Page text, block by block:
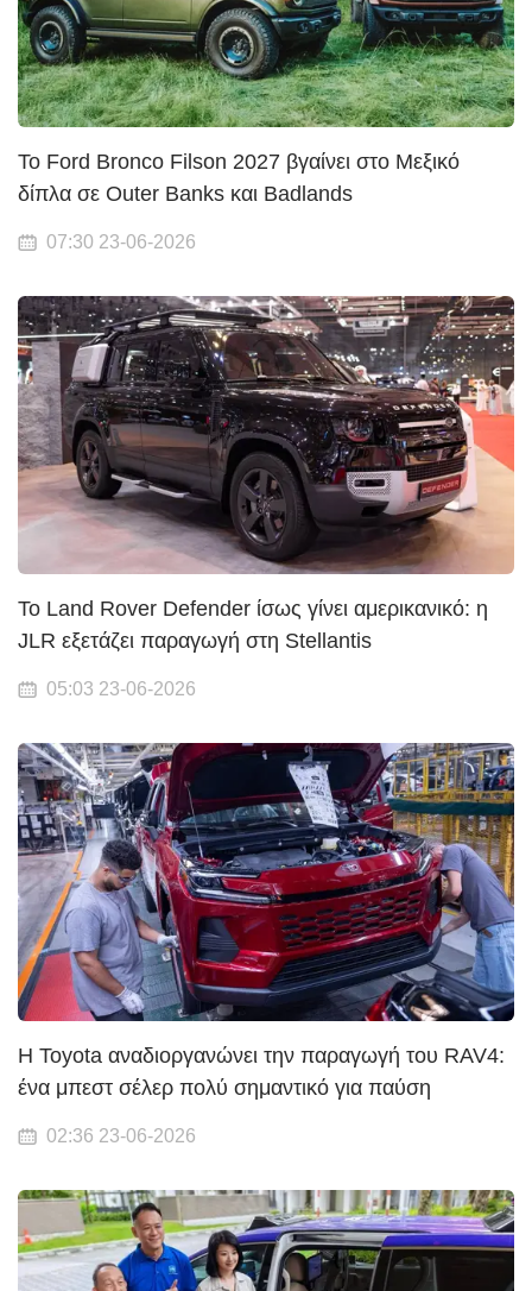
Το Ford Bronco Filson 2027 βγαίνει στο Μεξικό
δίπλα σε Outer Banks και Badlands
07:30 23-06-2026
Το Land Rover Defender ίσως γίνει αμερικανικό: η
JLR εξετάζει παραγωγή στη Stellantis
05:03 23-06-2026
Η Toyota αναδιοργανώνει την παραγωγή του RAV4:
ένα μπεστ σέλερ πολύ σημαντικό για παύση
02:36 23-06-2026